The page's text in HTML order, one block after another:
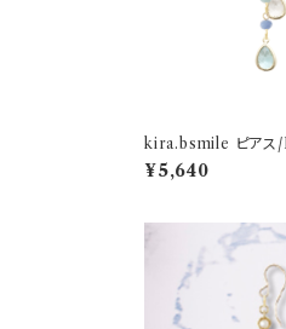
kira.bsmile ピアス
¥5,640